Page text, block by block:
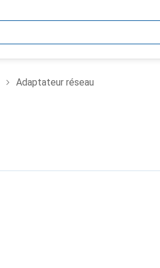
Adaptateur réseau